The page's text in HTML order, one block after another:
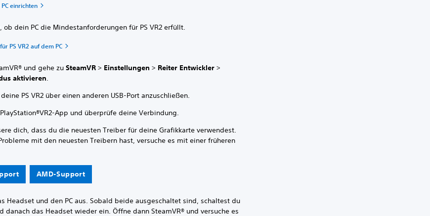
einrichten
ob dein PC die Mindestanforderungen für PS VR2 erfüllt.
PS VR2 auf dem PC
und gehe zuSteamVR > Einstellungen > Reiter Entwickler >
aktivieren.
PS VR2 über einen anderen USB-Port anzuschließen.
App und überprüfe deine Verbindung.
dich, dass du die neuesten Treiber für deine Grafikkarte verwendest.
mit den neuesten Treibern hast, versuche es mit einer früheren
AMD-Support
Headset und den PC aus. Sobald beide ausgeschaltet sind, schaltest du
danach das Headset wieder ein. Öffne dann SteamVR® und versuche es